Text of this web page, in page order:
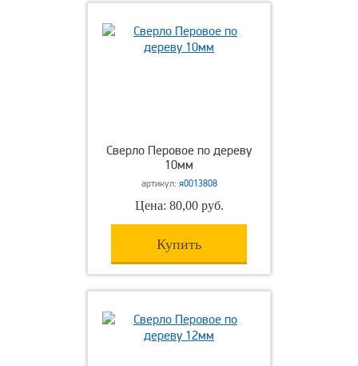
Сверло Перовое по дереву
10мм
артикул: я0013808
Цена: 80,00 руб.
Купить